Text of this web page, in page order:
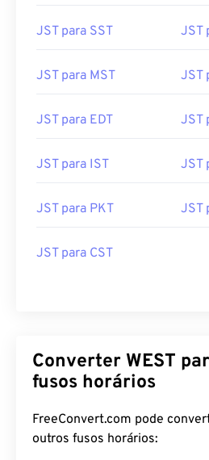
JST para SST JST
JST para MST JST
JST para EDT JST
JST para IST JST
JST para PKT JST
JST para CST
Converter WEST
fusos horários
FreeConvert.com pode
outros fusos horários: